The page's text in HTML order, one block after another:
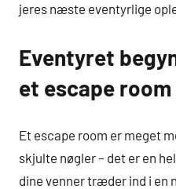
jeres næste eventyrlige
Eventyret
et escape
Et escape room er meget
skjulte nøgler – det er en
dine venner træder ind i en